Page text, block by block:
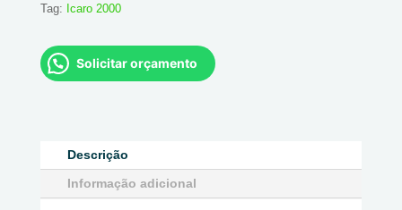
Tag: Icaro 2000
Solicitar orçamento
Descrição
Informação adicional